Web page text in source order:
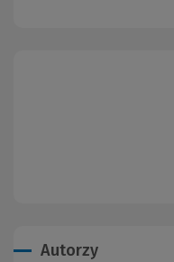
Autorzy